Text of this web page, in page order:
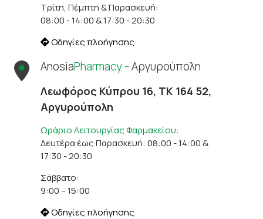
Τρίτη, Πέμπτη & Παρασκευή:
08:00 - 14:00 & 17:30 - 20:30
Οδηγίες πλοήγησης
AnosiaPharmacy -Αργυρούπολη
Λεωφόρος Κύπρου 16, ΤΚ 164 52,
Αργυρούπολη
Ωράριο Λειτουργίας Φαρμακείου:
Δευτέρα έως Παρασκευή: 08:00 - 14:00 &
17:30 - 20:30
Σάββατο:
9:00 – 15:00
Οδηγίες πλοήγησης